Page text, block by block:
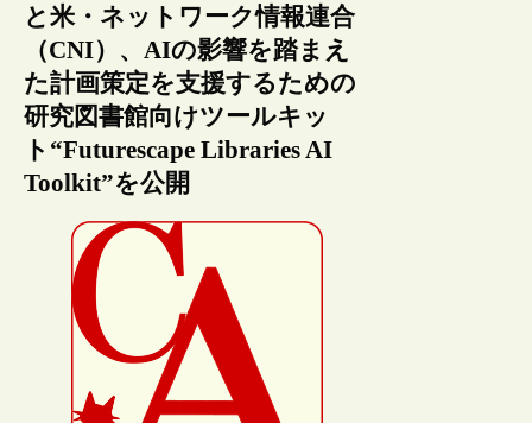
と米・ネットワーク情報連合
（CNI）、AIの影響を踏まえ
た計画策定を支援するための
研究図書館向けツールキッ
ト“Futurescape Libraries AI
Toolkit”を公開